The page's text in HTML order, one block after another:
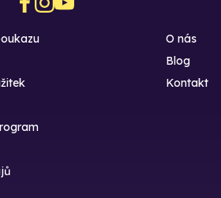
O nás
Blog
Kontakt